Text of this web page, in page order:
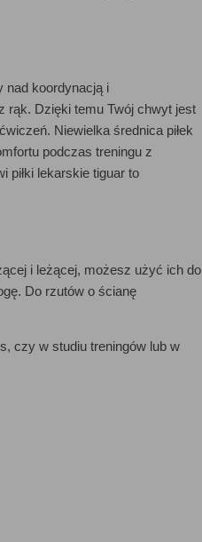
nad koordynacją i
rąk. Dzięki temu Twój chwyt jest
Niewielka średnica piłek
podczas treningu z
piłki lekarskie tiguar to
i leżącej, możesz użyć ich do
Do rzutów o ścianę
czy w studiu treningów lub w